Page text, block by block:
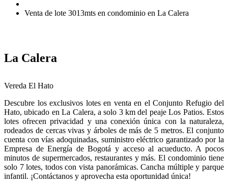
Venta de lote 3013mts en condominio en La Calera
La Calera
Vereda El Hato
Descubre los exclusivos lotes en venta en el Conjunto Refugio del
Hato, ubicado en La Calera, a solo 3 km del peaje Los Patios. Estos
lotes ofrecen privacidad y una conexión única con la naturaleza,
rodeados de cercas vivas y árboles de más de 5 metros. El conjunto
cuenta con vías adoquinadas, suministro eléctrico garantizado por la
Empresa de Energía de Bogotá y acceso al acueducto. A pocos
minutos de supermercados, restaurantes y más. El condominio tiene
solo 7 lotes, todos con vista panorámicas. Cancha múltiple y parque
infantil. ¡Contáctanos y aprovecha esta oportunidad única!